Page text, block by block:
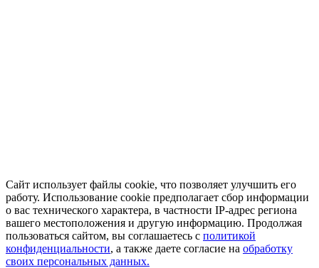
Сайт использует файлы cookie, что позволяет улучшить его
работу. Использование cookie предполагает сбор информации
о вас технического характера, в частности IP-адрес региона
вашего местоположения и другую информацию. Продолжая
пользоваться сайтом, вы соглашаетесь с политикой
конфиденциальности, а также даете согласие на обработку
своих персональных данных.